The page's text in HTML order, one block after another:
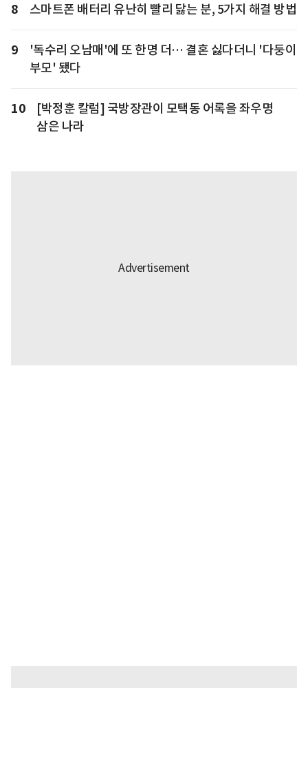
8 스마트폰 배터리 유난히 빨리 닳는 분, 5가지 해결 방법
9
'독수리 오남매'에 또 한명 더… 결혼 싫다더니 '다둥이
부모' 됐다
10
[박정훈 칼럼] 국방장관이 모택동 어록을 좌우명
삼은 나라